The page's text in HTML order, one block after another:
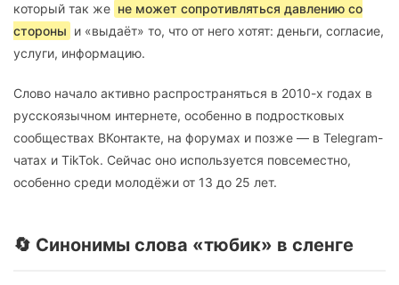
который так же не может сопротивляться давлению со
стороны и «выдаёт» то, что от него хотят: деньги, согласие,
услуги, информацию.
Слово начало активно распространяться в 2010-х годах в
русскоязычном интернете, особенно в подростковых
сообществах ВКонтакте, на форумах и позже — в Telegram-
чатах и TikTok. Сейчас оно используется повсеместно,
особенно среди молодёжи от 13 до 25 лет.
🔄 Синонимы слова «тюбик» в сленге